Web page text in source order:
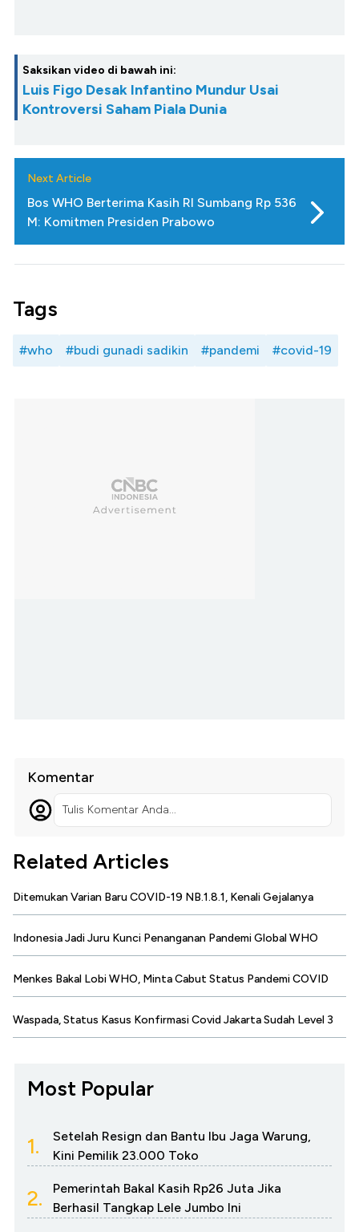
Saksikan video di bawah ini:
Luis Figo Desak Infantino Mundur Usai
Kontroversi Saham Piala Dunia
Next Article
Bos WHO Berterima Kasih RI Sumbang Rp 536
M: Komitmen Presiden Prabowo
Tags
#who #budi gunadi sadikin #pandemi #covid-19
Komentar
Tulis Komentar Anda...
Related Articles
Ditemukan Varian Baru COVID-19 NB.1.8.1, Kenali Gejalanya
Indonesia Jadi Juru Kunci Penanganan Pandemi Global WHO
Menkes Bakal Lobi WHO, Minta Cabut Status Pandemi COVID
Waspada, Status Kasus Konfirmasi Covid Jakarta Sudah Level 3
Most Popular
1.
Setelah Resign dan Bantu Ibu Jaga Warung,
Kini Pemilik 23.000 Toko
2.
Pemerintah Bakal Kasih Rp26 Juta Jika
Berhasil Tangkap Lele Jumbo Ini